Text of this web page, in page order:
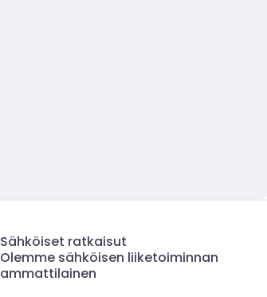
Sähköiset ratkaisut
Olemme sähköisen liiketoiminnan
ammattilainen